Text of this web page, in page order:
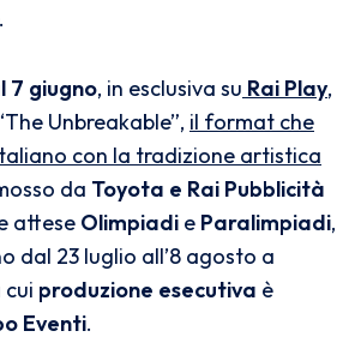
.
7 giugno, in esclusiva su Rai Play,
Unbreakable”, il format che
con la tradizione artistica
da Toyota e Rai Pubblicità
attese Olimpiadi e Paralimpiadi,
dal 23 luglio all’8 agosto a
produzione esecutiva è
Eventi.